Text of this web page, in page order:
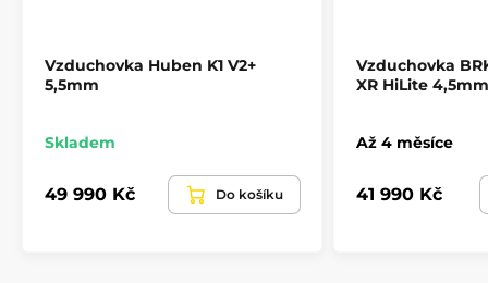
Quickfill
Vzduchovka Huben K1 V2+
5,5mm
Skladem
49 990 Kč Do košíku
Vzduchovka
XR HiLite 4,5mm
Až 4 měsíce
41 990 Kč